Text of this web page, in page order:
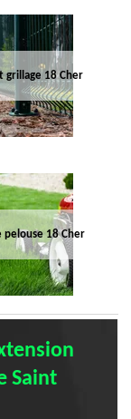
grillage 18 Cher
pelouse 18 Cher
Saint